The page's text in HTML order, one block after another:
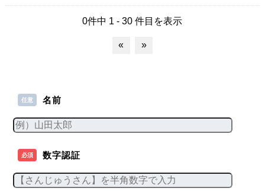
0件中 1 - 30 件目を表示
« »
任意 名前
必須 数字認証